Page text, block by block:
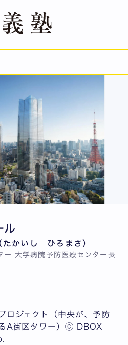
ンターの森ビル株式会社虎ノ
ル
かいし ひろまさ）
ー 大学病院予防医療センター長
ロジェクト（中央が、予防
A街区タワー）ⓒ DBOX